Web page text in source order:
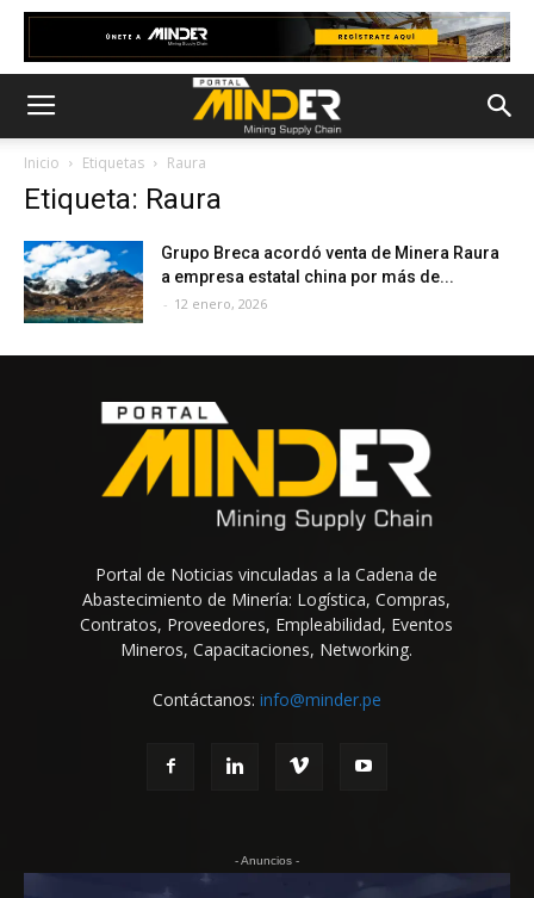
Inicio Etiquetas Raura
Etiqueta: Raura
Grupo Breca acordó venta de Minera Raura
a empresa estatal china por más de...
- 12 enero, 2026
Portal de Noticias vinculadas a la Cadena de
Abastecimiento de Minería: Logística, Compras,
Contratos, Proveedores, Empleabilidad, Eventos
Mineros, Capacitaciones, Networking.
Contáctanos: info@minder.pe
- Anuncios -